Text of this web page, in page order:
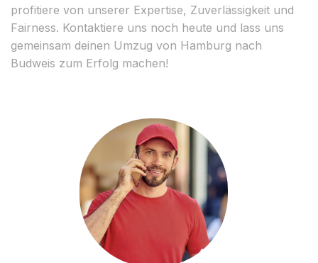
profitiere von unserer Expertise, Zuverlässigkeit und
Fairness. Kontaktiere uns noch heute und lass uns
gemeinsam deinen Umzug von Hamburg nach
Budweis zum Erfolg machen!